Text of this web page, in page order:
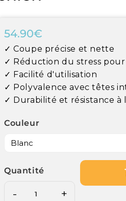
54.90€
price
✓ Coupe précise et nette
✓ Réduction du stress
✓ Facilité d'utilisation
✓ Polyvalence avec têtes
✓ Durabilité et résistance à
Couleur
Quantité
- +